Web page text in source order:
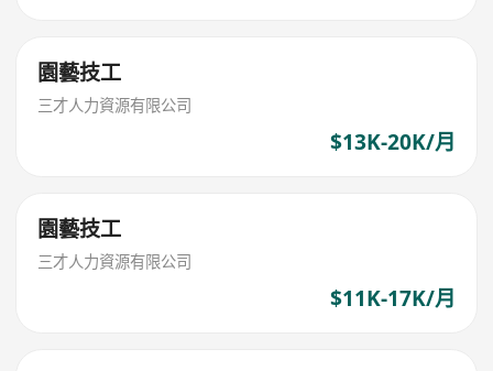
園藝技工
三才人力資源有限公司
$13K-20K/月
園藝技工
三才人力資源有限公司
$11K-17K/月